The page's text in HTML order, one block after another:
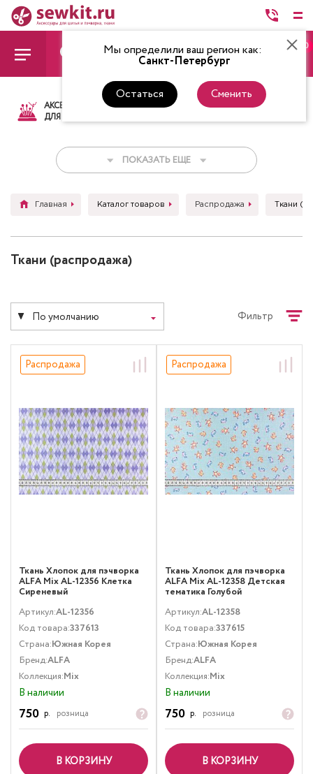
Мы определили ваш регион как:
Санкт-Петербург
Остаться Сменить
0
АКСЕССУАРЫ
ДЛЯ ШИТЬЯ
ТКАНИ НИТКИ
ПОКАЗАТЬ ЕЩЕ
Главная Каталог товаров Распродажа Ткани
Ткани (распродажа)
По умолчанию Фильтр
Распродажа
Ткань Хлопок для пэчворка
ALFA Mix AL-12356 Клетка
Сиреневый
Артикул:AL-12356
Код товара:337613
Страна:Южная Корея
Бренд:ALFA
Коллекция:Mix
В наличии
750 р. розница
В КОРЗИНУ
Распродажа
Ткань Хлопок для пэчворка
ALFA Mix AL-12358 Детская
тематика Голубой
Артикул:AL-12358
Код товара:337615
Страна:Южная Корея
Бренд:ALFA
Коллекция:Mix
В наличии
750 р. розница
В КОРЗИНУ